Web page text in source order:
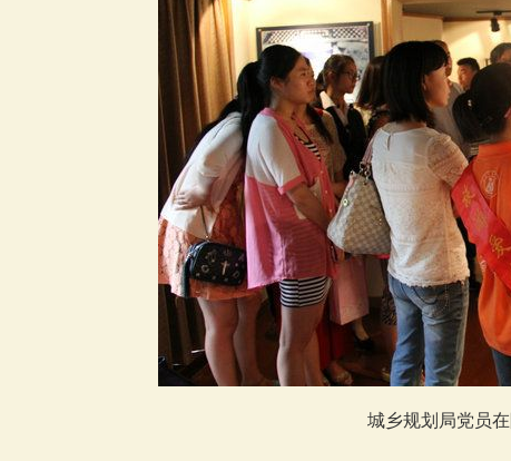
城乡规划局党员